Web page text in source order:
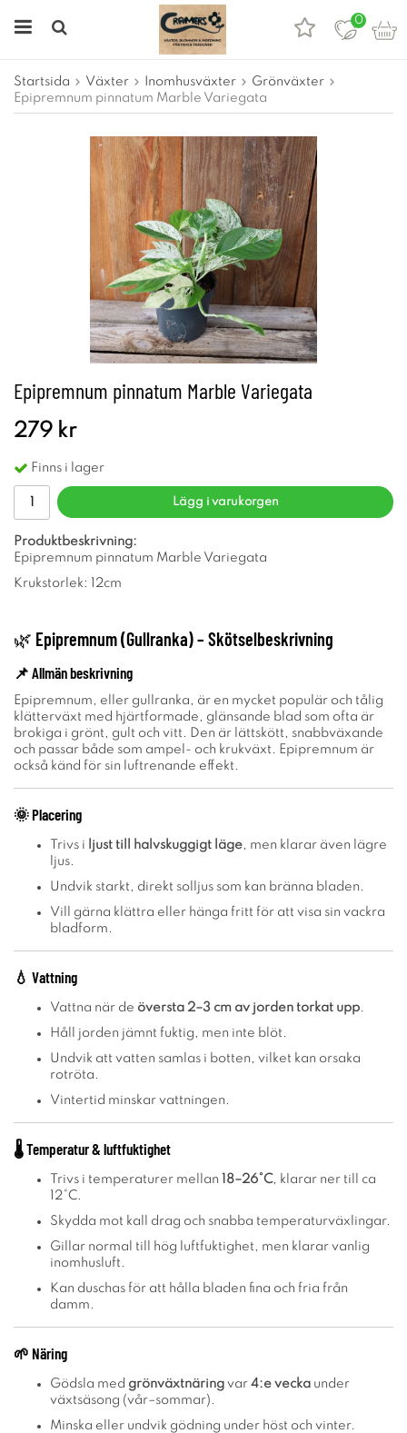
0
Startsida Växter Inomhusväxter
Grönväxter
Epipremnum pinnatum Marble Variegata
Epipremnum pinnatum Marble Variegata
279 kr
Finns i lager
Lägg i varukorgen
Produktbeskrivning:
Epipremnum pinnatum Marble Variegata
Krukstorlek: 12cm
🌿 Epipremnum (Gullranka) – Skötselbeskrivning
📌 Allmän beskrivning
Epipremnum, eller gullranka, är en mycket populär och tålig
klätterväxt med hjärtformade, glänsande blad som ofta är
brokiga i grönt, gult och vitt. Den är lättskött, snabbväxande
och passar både som ampel- och krukväxt. Epipremnum är
också känd för sin luftrenande effekt.
🌞Placering
Trivs i ljust till halvskuggigt läge , men klarar även lägre
ljus.
Undvik starkt, direkt solljus som kan bränna bladen.
Vill gärna klättra eller hänga fritt för att visa sin vackra
bladform.
💧 Vattning
Vattna när de översta 2–3 cm av jorden torkat upp
Håll jorden jämnt fuktig, men inte blöt.
Undvik att vatten samlas i botten, vilket kan orsaka
rotröta.
Vintertid minskar vattningen.
🌡️Temperatur & luftfuktighet
Trivs i temperaturer mellan 18–26°C, klarar ner till ca
12°C.
Skydda mot kall drag och snabba temperaturväxlingar.
Gillar normal till hög luftfuktighet, men klarar vanlig
inomhusluft.
Kan duschas för att hålla bladen fina och fria från
damm.
🌱 Näring
Gödsla med grönväxtnäring var 4:e vecka under
växtsäsong (vår–sommar).
Minska eller undvik gödning under höst och vinter.